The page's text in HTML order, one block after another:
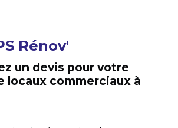
Rénov'
un devis pour votre
locaux commerciaux à